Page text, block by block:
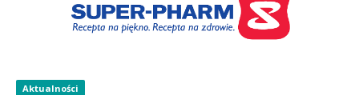
Aktualności